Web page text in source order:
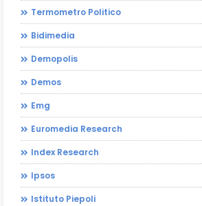
Termometro Politico
Bidimedia
Demopolis
Demos
Emg
Euromedia Research
Index Research
Ipsos
Istituto Piepoli